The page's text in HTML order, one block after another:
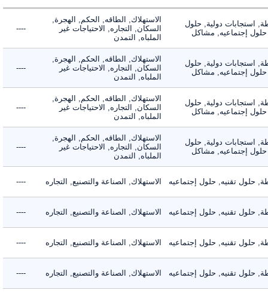
استجابات دولية, حلول
إجتماعيه, مشاكل
الاستهلاك, الطاقه, الحكم, الهجرة,
السكان, التجاره, الاحتياجات غير
الملباه, التمدن
----
استجابات دولية, حلول
إجتماعيه, مشاكل
الاستهلاك, الطاقه, الحكم, الهجرة,
السكان, التجاره, الاحتياجات غير
الملباه, التمدن
----
استجابات دولية, حلول
إجتماعيه, مشاكل
الاستهلاك, الطاقه, الحكم, الهجرة,
السكان, التجاره, الاحتياجات غير
الملباه, التمدن
----
استجابات دولية, حلول
إجتماعيه, مشاكل
الاستهلاك, الطاقه, الحكم, الهجرة,
السكان, التجاره, الاحتياجات غير
الملباه, التمدن
----
حلول تقنيه, حلول إجتماعيه الاستهلاك, الصناعة والتصنيع, التجاره ----
حلول تقنيه, حلول إجتماعيه الاستهلاك, الصناعة والتصنيع, التجاره ----
حلول تقنيه, حلول إجتماعيه الاستهلاك, الصناعة والتصنيع, التجاره ----
حلول تقنيه, حلول إجتماعيه الاستهلاك, الصناعة والتصنيع, التجاره ----